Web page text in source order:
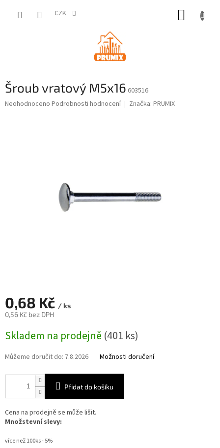
CZK
Šroub vratový M5x16 603516
Průměrné
Neohodnoceno Podrobnosti hodnocení Značka: PRUMIX
0,68 Kč / ks
0,56 Kč bez DPH
cena:
Skladem na prodejně (401 ks)
Můžeme doručit do: 7.8.2026 Možnosti doručení
Přidat do košíku
Cena na prodejně se může lišit.
Množstevní slevy:
více než 100ks - 5%